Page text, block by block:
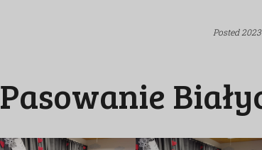
Posted
Pasowanie